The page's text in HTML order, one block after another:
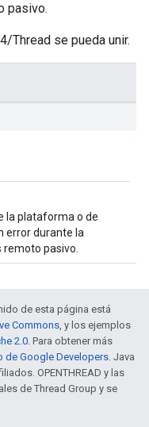
pasivo.
Thread se pueda unir.
la plataforma o de
error durante la
pasivo.
de esta página está
Commons, y los ejemplos
2.0. Para obtener más
de Google Developers. Java
OPENTHREAD y las
de Thread Group y se